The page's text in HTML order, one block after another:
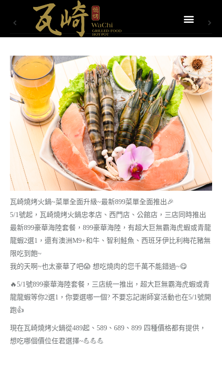
瓦崎燒烤火鍋~菜單全面升級~最新899菜單全面推出🎉
5/1號起，瓦崎燒烤火鍋忠孝店、西門店、公館店，三店同時推出
最新899豪華海陸套餐，899豪華海陸，有超大巨無霸海虎蝦或青龍
龍蝦2選1，還有澳洲M9+和牛、智利鮭魚、西班牙伊比利梅花豬無
限吃到飽~
我的天啊~也太豪華了吧😱 想吃燒肉的您千萬不能錯過~😋
🔥5/1號899豪華海陸套餐，三店統一推出，超大巨無霸海虎蝦或青
龍龍蝦等你2選1，你要選哪一個? 不要忘記謝師宴活動也在5/1號開
跑👍
現在瓦崎燒烤火鍋從489起、589、689、899 四種價格都有提供，
想吃哪個價位任君選擇~💪💪💪